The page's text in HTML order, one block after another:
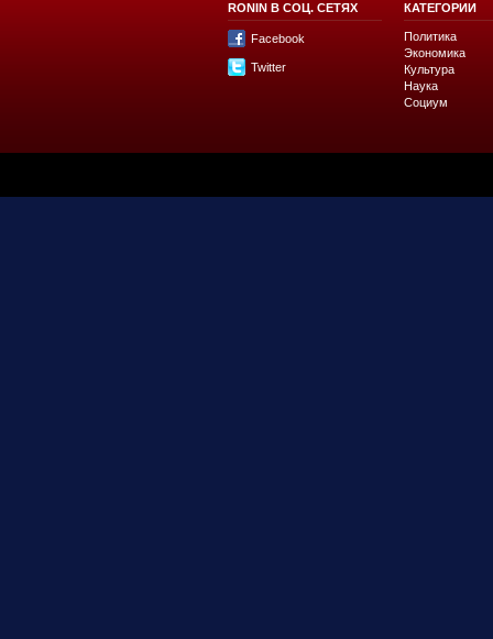
RONIN В СОЦ. СЕТЯХ
Facebook
Twitter
КАТЕГОРИИ
Политика
Экономика
Культура
Наука
Социум